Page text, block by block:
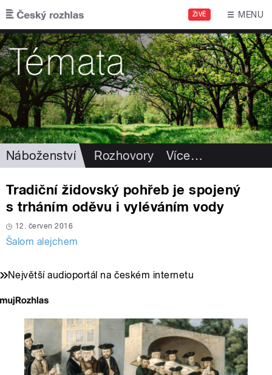
Přejít k hlavnímu obsahu
ŽIVĚ MENU
Náboženství Rozhovory Více…
Tradiční židovský pohřeb je spojený
s trháním oděvu i vyléváním vody
12. červen 2016
Šalom alejchem
Největší audioportál na českém internetu